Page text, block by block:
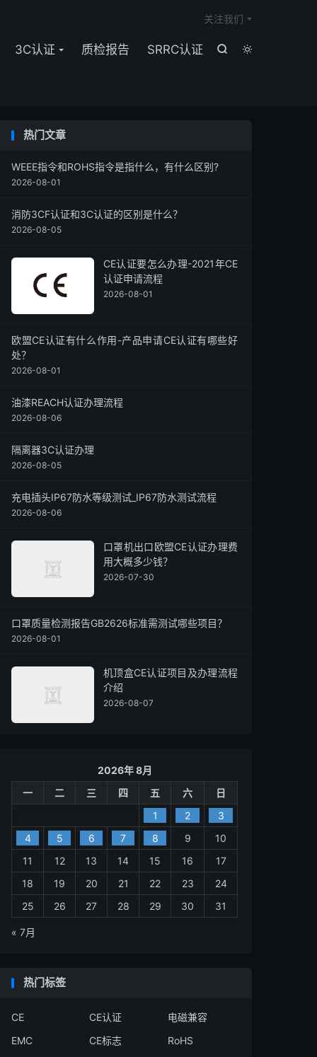


3C认证 质检报告 SRRC认证
关注我们
热门文章
WEEE指令和ROHS指令是指什么，有什么区别?
2026-08-01
消防3CF认证和3C认证的区别是什么？
2026-08-05
CE认证要怎么办理-2021年CE
认证申请流程
2026-08-01
欧盟CE认证有什么作用-产品申请CE认证有哪些好
处？
2026-08-01
油漆REACH认证办理流程
2026-08-06
隔离器3C认证办理
2026-08-05
充电插头IP67防水等级测试_IP67防水测试流程
2026-08-06
口罩机出口欧盟CE认证办理费
用大概多少钱？
2026-07-30
口罩质量检测报告GB2626标准需测试哪些项目？
2026-08-01
机顶盒CE认证项目及办理流程
介绍
2026-08-07
2026年 8月
一
二 三 四 五 六
日
1
2
3
4
5 6 7 8 9
10
11
12 13 14 15 16
17
18
19 20 21 22 23
24
25
26 27 28 29 30 31
« 7月
热门标签
CE CE认证
电磁兼容
EMC
CE标志
RoHS